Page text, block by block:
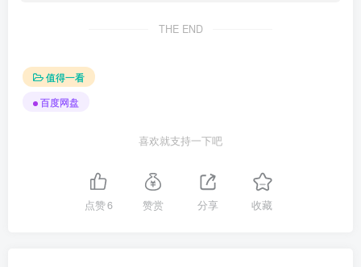
THE END
值得一看
百度网盘
喜欢就支持一下吧
点赞6 赞赏 分享 收藏